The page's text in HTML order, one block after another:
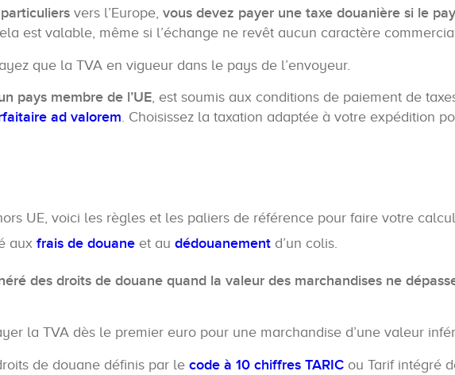
vers l’Europe, vous devez payer une taxe douanière si le
est valable, même si l’échange ne revêt aucun caractère
que la TVA en vigueur dans le pays de l’envoyeur.
pays membre de l’UE, est soumis aux conditions de paiement de
ad valorem. Choisissez la taxation adaptée à votre expédition
UE, voici les règles et les paliers de référence pour faire votre
aux frais de douane et au dédouanement d’un colis.
des droits de douane quand la valeur des marchandises ne
la TVA dès le premier euro pour une marchandise d’une valeur
de douane définis par le code à 10 chiffres TARIC ou Tarif intégré